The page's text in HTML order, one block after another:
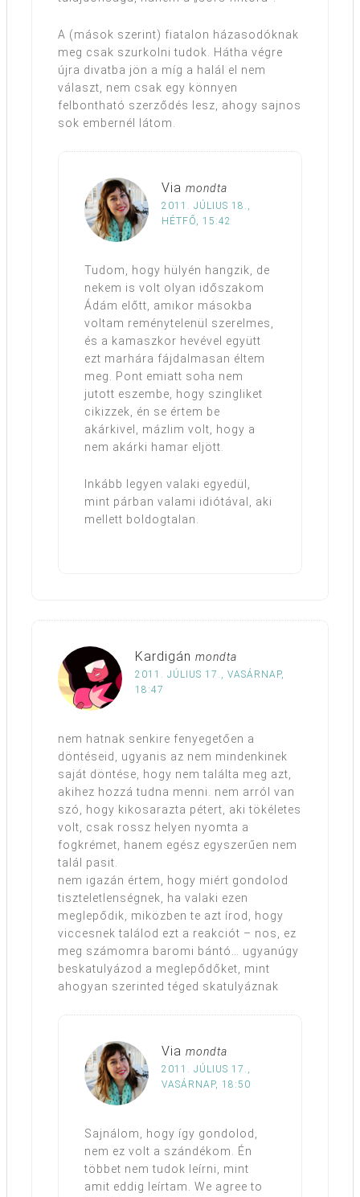
A (mások szerint) fiatalon házasodóknak
meg csak szurkolni tudok. Hátha végre
újra divatba jön a míg a halál el nem
választ, nem csak egy könnyen
felbontható szerződés lesz, ahogy sajnos
sok embernél látom.
Via mondta
2011. JÚLIUS 18.,
HÉTFŐ, 15:42
Tudom, hogy hülyén hangzik, de
nekem is volt olyan időszakom
Ádám előtt, amikor másokba
voltam reménytelenül szerelmes,
és a kamaszkor hevével együtt
ezt marhára fájdalmasan éltem
meg. Pont emiatt soha nem
jutott eszembe, hogy szingliket
cikizzek, én se értem be
akárkivel, mázlim volt, hogy a
nem akárki hamar eljött.
Inkább legyen valaki egyedül,
mint párban valami idiótával, aki
mellett boldogtalan.
Kardigán mondta
2011. JÚLIUS 17., VASÁRNAP,
18:47
nem hatnak senkire fenyegetően a
döntéseid, ugyanis az nem mindenkinek
saját döntése, hogy nem találta meg azt,
akihez hozzá tudna menni. nem arról van
szó, hogy kikosarazta pétert, aki tökéletes
volt, csak rossz helyen nyomta a
fogkrémet, hanem egész egyszerűen nem
talál pasit.
nem igazán értem, hogy miért gondolod
tiszteletlenségnek, ha valaki ezen
meglepődik, miközben te azt írod, hogy
viccesnek találod ezt a reakciót – nos, ez
meg számomra baromi bántó… ugyanúgy
beskatulyázod a meglepődőket, mint
ahogyan szerinted téged skatulyáznak
Via mondta
2011. JÚLIUS 17.,
VASÁRNAP, 18:50
Sajnálom, hogy így gondolod,
nem ez volt a szándékom. Én
többet nem tudok leírni, mint
amit eddig leírtam. We agree to